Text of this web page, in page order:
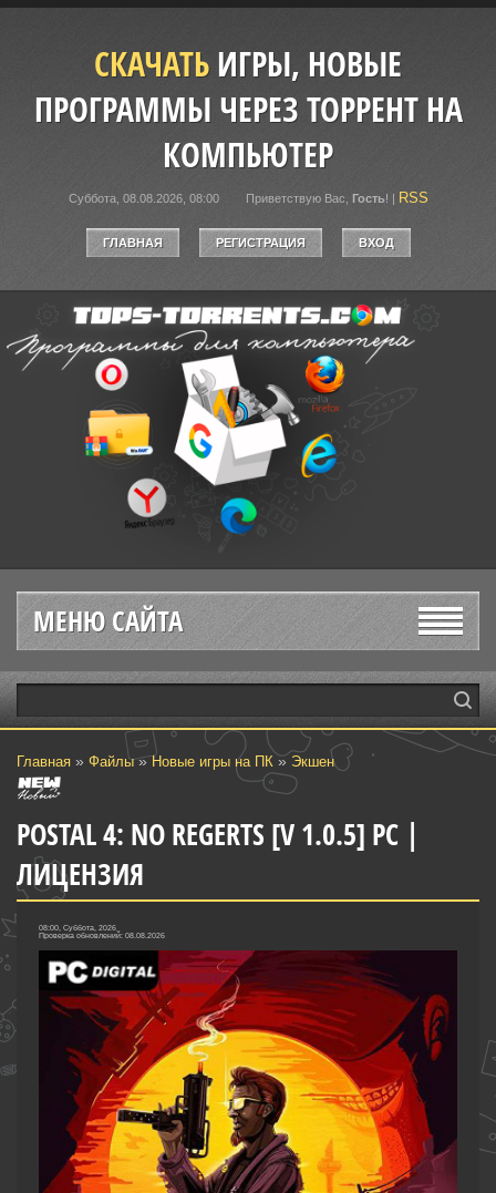
СКАЧАТЬИГРЫ, НОВЫЕ
ПРОГРАММЫ ЧЕРЕЗ ТОРРЕНТ НА
КОМПЬЮТЕР
Суббота, 08.08.2026, 08:00 Приветствую Вас Гость! | RSS
ГЛАВНАЯ РЕГИСТРАЦИЯ ВХОД
МЕНЮ САЙТА
Главная » Файлы»Новые игры на ПК » Экшен
POSTAL 4: NO REGERTS [V 1.0.5] PC |
ЛИЦЕНЗИЯ
08:00, Суббота, 2026
Проверка обновлений: 08.08.2026